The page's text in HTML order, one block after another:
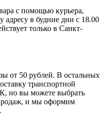
с помощью курьера,
адресу в будние дни с 18.00
только в Санкт-
от 50 рублей. В остальных
транспортной
но вы можете выбрать
и мы оформим